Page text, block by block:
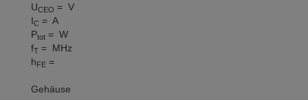
UCEO = V
IC = A
Ptot = W
fT = MHz
hFE =
Gehäuse